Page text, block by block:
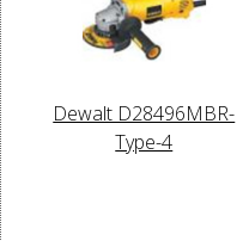
Dewalt D28496MBR-
Type-4